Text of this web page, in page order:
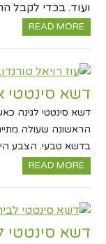
ועוד. בכדי לקבל
READ MORE
דשא סינטטי
דשא סינטטי לגינה
הראשונה שעולה
בדשא טבעי. הצבע
READ MORE
דשא סינטטי